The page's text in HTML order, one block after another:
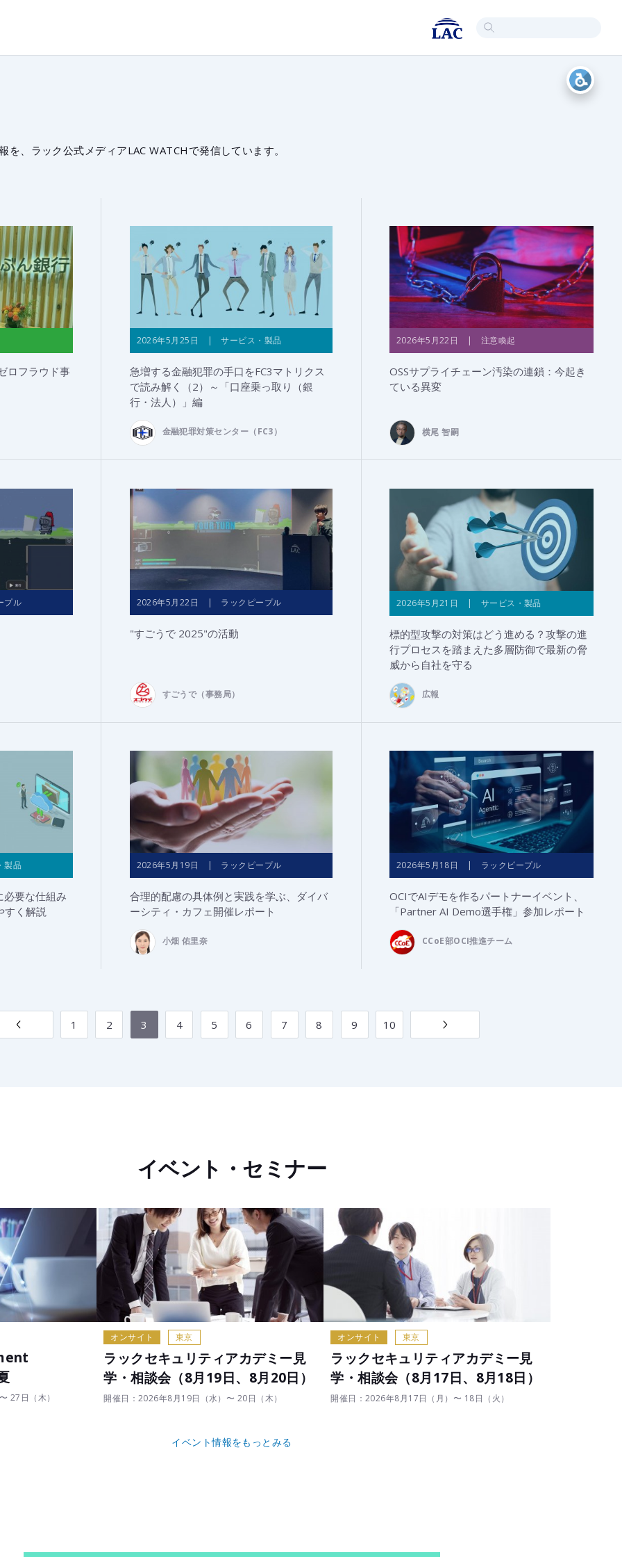
、ラック公式メディアLAC WATCHで発信しています。
ロフラウド事
2026年5月25日 | サービス・製品
急増する金融犯罪の手口をFC3マトリクス
で読み解く（2）～「口座乗っ取り（銀
行・法人）」編
金融犯罪対策センター（FC3）
2026年5月22日 | 注意喚起
OSSサプライチェーン汚染の連鎖：今起き
ている異変
横尾 智嗣
ル 2026年5月22日 | ラックピープル
"すごうで 2025"の活動
すごうで（事務局）
2026年5月21日 | サービス・製品
標的型攻撃の対策はどう進める？攻撃の進
行プロセスを踏まえた多層防御で最新の脅
威から自社を守る
広報
品
必要な仕組み
すく解説
2026年5月19日 | ラックピープル
合理的配慮の具体例と実践を学ぶ、ダイバ
ーシティ・カフェ開催レポート
小畑 佑里奈
2026年5月18日 | ラックピープル
OCIでAIデモを作るパートナーイベント、
「Partner AI Demo選手権」参加レポート
CCoE部OCI推進チーム
1 2 3 4 5 6 7 8 9 10
イベント・セミナー
27日（木）
オンサイト 東京
ラックセキュリティアカデミー見
学・相談会（8月19日、8月20日）
開催日：2026年8月19日（水）〜 20日（木）
オンサイト 東京
ラックセキュリティアカデミー見
学・相談会（8月17日、8月18日）
開催日：2026年8月17日（月）〜 18日（火）
イベント情報をもっとみる